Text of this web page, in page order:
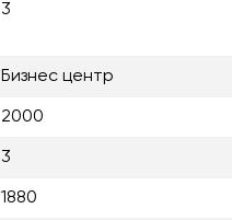
3
Бизнес центр
2000
3
1880